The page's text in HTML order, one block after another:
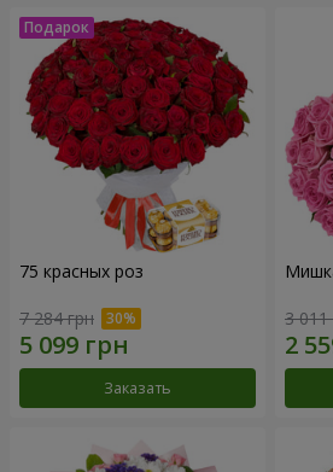
75 красных роз
7 284 грн
Заказать
3 011